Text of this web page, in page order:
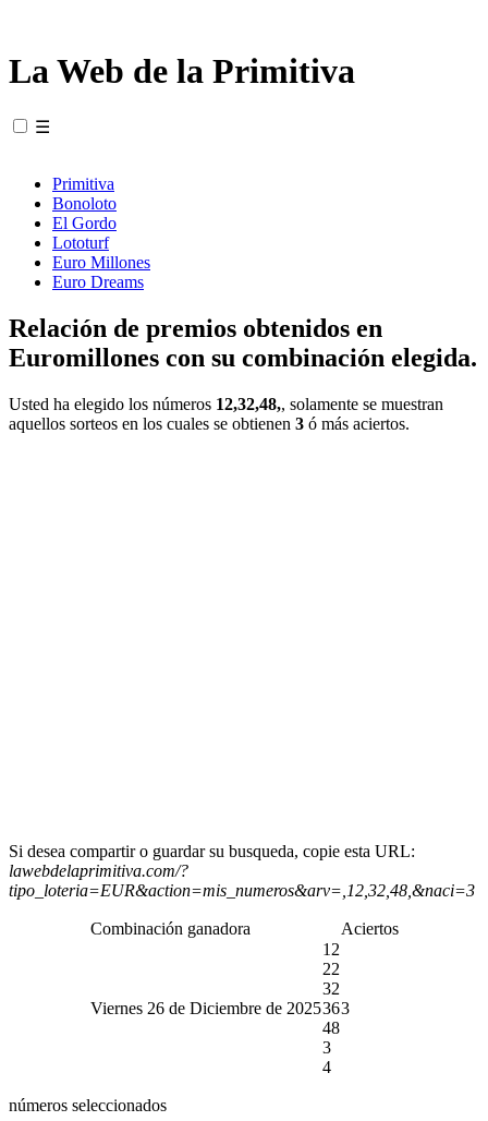
La Web de la Primitiva
☰
Primitiva
Bonoloto
El Gordo
Lototurf
Euro Millones
Euro Dreams
Relación de premios obtenidos en
Euromillones con su combinación elegida.
Usted ha elegido los números 12,32,48,, solamente se muestran
aquellos sorteos en los cuales se obtienen 3 ó más aciertos.
Si desea compartir o guardar su busqueda, copie esta URL:
lawebdelaprimitiva.com/?
tipo_loteria=EUR&action=mis_numeros&arv=,12,32,48,&naci=3
Combinación ganadora Aciertos
Viernes 26 de Diciembre de 2025
12
22
32
36
48
3
4
3
números seleccionados